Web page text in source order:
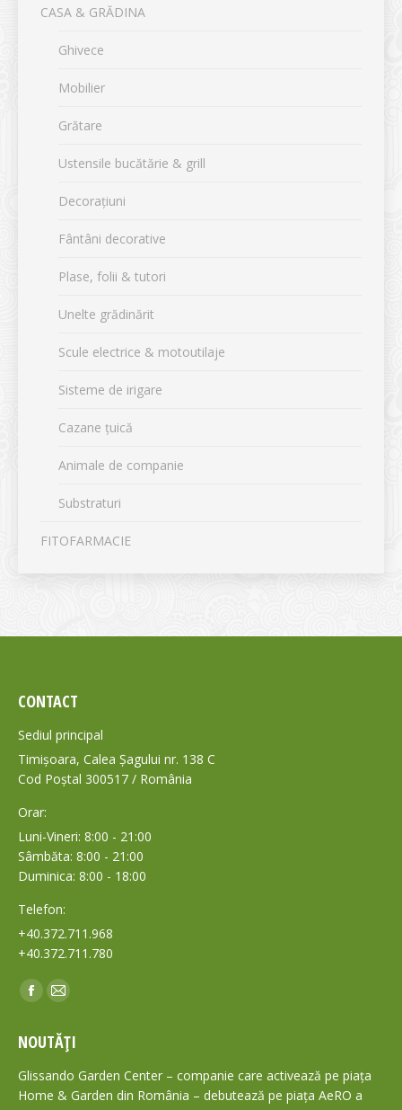
CASA & GRĂDINA
Ghivece
Mobilier
Grătare
Ustensile bucătărie & grill
Decorațiuni
Fântâni decorative
Plase, folii & tutori
Unelte grădinărit
Scule electrice & motoutilaje
Sisteme de irigare
Cazane țuică
Animale de companie
Substraturi
FITOFARMACIE
CONTACT
Sediul principal
Timișoara, Calea Șagului nr. 138 C
Cod Poștal 300517 / România
Orar:
Luni-Vineri: 8:00 - 21:00
Sâmbăta: 8:00 - 21:00
Duminica: 8:00 - 18:00
Telefon:
+40.372.711.968
+40.372.711.780
Find us on:
Facebook
opens
in
new
Mail
opens
in
new
NOUTĂȚI
Glissando Garden Center – companie care activează pe piața
Home & Garden din România – debutează pe piața AeRO a